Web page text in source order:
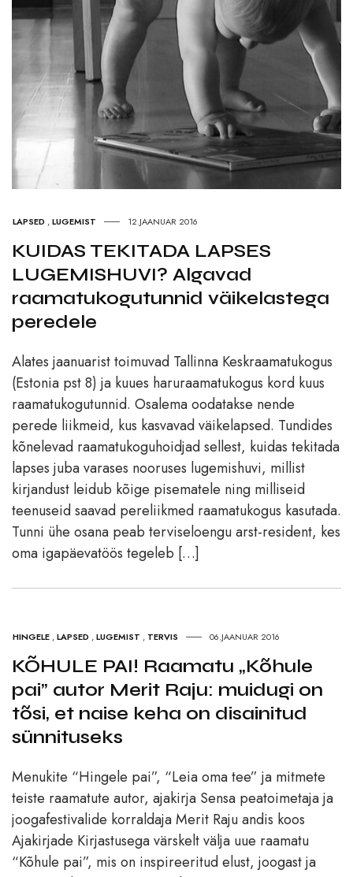
LAPSED ,LUGEMIST 12.JAANUAR 2016
KUIDAS TEKITADA LAPSES
LUGEMISHUVI? Algavad
raamatukogutunnid väikelastega
peredele
Alates jaanuarist toimuvad Tallinna Keskraamatukogus
(Estonia pst 8) ja kuues haruraamatukogus kord kuus
raamatukogutunnid. Osalema oodatakse nende
perede liikmeid, kus kasvavad väikelapsed. Tundides
kõnelevad raamatukoguhoidjad sellest, kuidas tekitada
lapses juba varases nooruses lugemishuvi, millist
kirjandust leidub kõige pisematele ning milliseid
teenuseid saavad pereliikmed raamatukogus kasutada.
Tunni ühe osana peab terviseloengu arst-resident, kes
oma igapäevatöös tegeleb […]
HINGELE ,LAPSED ,LUGEMIST , TERVIS 06.JAANUAR 2016
KÕHULE PAI! Raamatu „Kõhule
pai” autor Merit Raju: muidugi on
tõsi, et naise keha on disainitud
sünnituseks
Menukite “Hingele pai”, “Leia oma tee” ja mitmete
teiste raamatute autor, ajakirja Sensa peatoimetaja ja
joogafestivalide korraldaja Merit Raju andis koos
Ajakirjade Kirjastusega värskelt välja uue raamatu
“Kõhule pai”, mis on inspireeritud elust, joogast ja